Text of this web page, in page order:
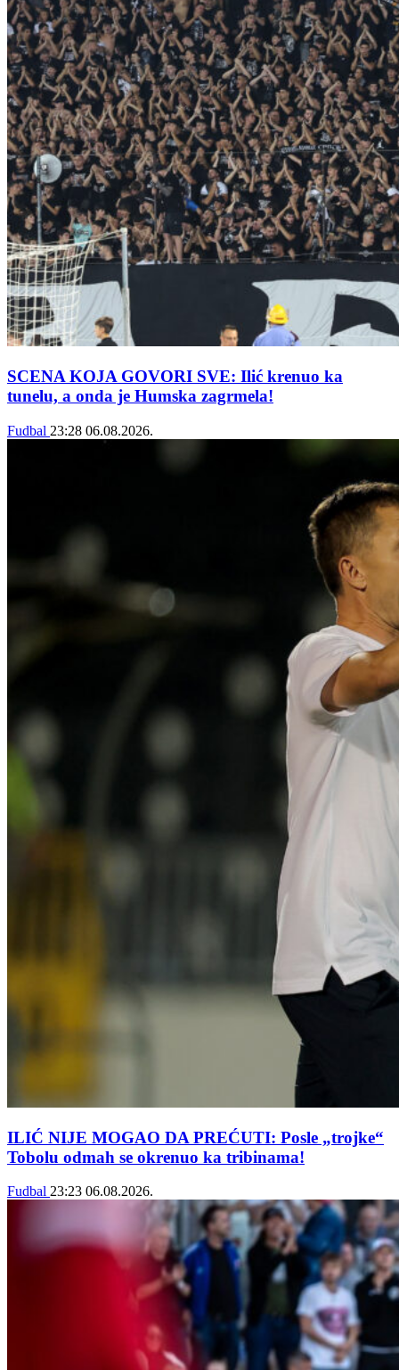
SCENA KOJA GOVORI SVE: Ilić krenuo ka
tunelu, a onda je Humska zagrmela!
Fudbal 23:28 06.08.2026.
ILIĆ NIJE MOGAO DA PREĆUTI: Posle „trojke“
Tobolu odmah se okrenuo ka tribinama!
Fudbal 23:23 06.08.2026.